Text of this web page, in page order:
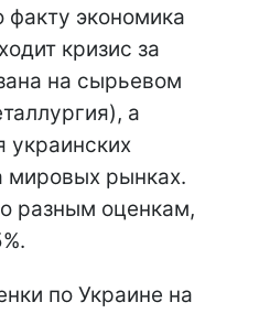
факту экономика
кризис за
на сырьевом
а
украинских
мировых рынках.
разным оценкам,
по Украине на